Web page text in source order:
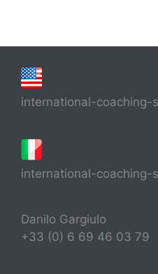
international-coaching-
international-coaching-
Danilo Gargiulo
+33 (0) 6 69 46 03 79